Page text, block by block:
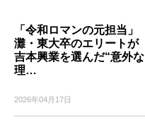
「令和ロマンの元担当」
灘・東大卒のエリートが
吉本興業を選んだ“意外な
理…
2026年04月17日